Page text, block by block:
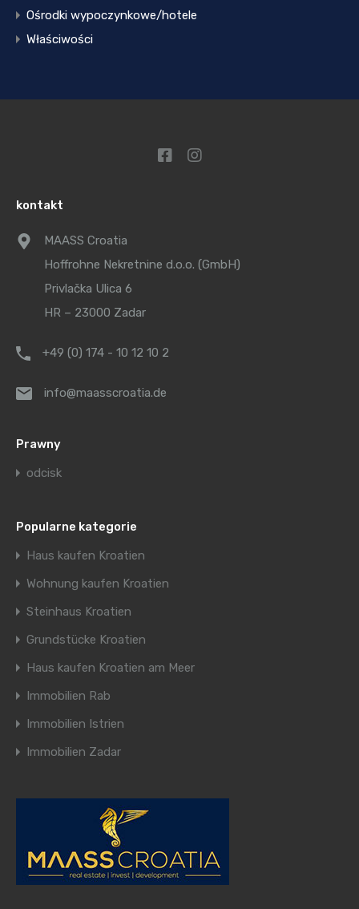
Ośrodki wypoczynkowe/hotele
Właściwości
kontakt
MAASS Croatia
Hoffrohne Nekretnine d.o.o. (GmbH)
Privlačka Ulica 6
HR – 23000 Zadar
+49 (0) 174 - 10 12 10 2
info@maasscroatia.de
Prawny
odcisk
Popularne kategorie
Haus kaufen Kroatien
Wohnung kaufen Kroatien
Steinhaus Kroatien
Grundstücke Kroatien
Haus kaufen Kroatien am Meer
Immobilien Rab
Immobilien Istrien
Immobilien Zadar